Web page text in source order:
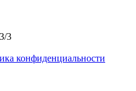
3
конфиденциальности